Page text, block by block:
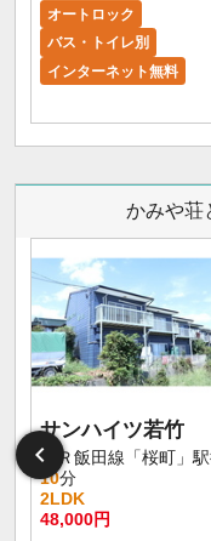
オートロック
バス・トイレ別
インターネット無料
かみや荘
サンハイツ若竹
ＪＲ飯田線「桜町」
10分
2LDK
48,000円